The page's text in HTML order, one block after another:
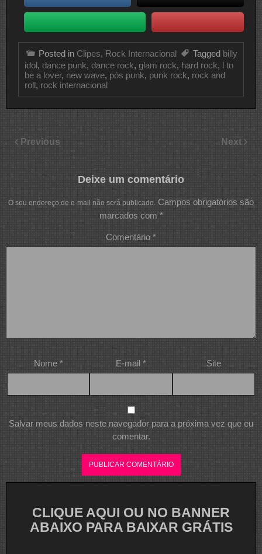
Posted in Clipes, Rock Internacional Tagged billy
idol, dance punk, dance rock, glam rock, hard rock, l to
be a lover, new wave, pós punk, punk rock, rock and
roll, rock internacional
Previous Next
Deixe um comentário
O seu endereço de e-mail não será publicado. Campos obrigatórios são
marcados com *
Comentário *
Nome * E-mail * Site
Salvar meus dados neste navegador para a próxima vez que eu
comentar.
CLIQUE AQUI OU NO BANNER
ABAIXO PARA BAIXAR GRÁTIS